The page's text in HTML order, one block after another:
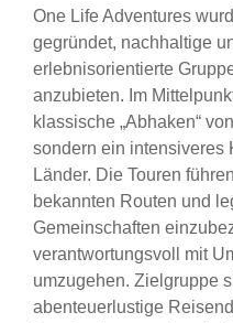
One Life Adventures
gegründet, nachhaltige
erlebnisorientierte
anzubieten. Im
klassische „Abhaken“
sondern ein intensiveres
Länder. Die Touren
bekannten Routen und
Gemeinschaften
verantwortungsvoll mit
umzugehen. Zielgruppe
abenteuerlustige